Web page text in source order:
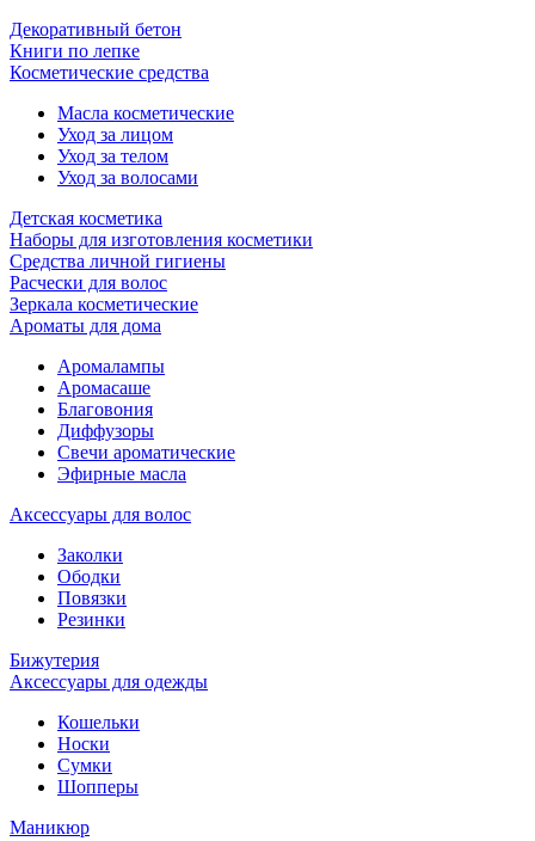
Декоративный бетон
Книги по лепке
Косметические средства
Масла косметические
Уход за лицом
Уход за телом
Уход за волосами
Детская косметика
Наборы для изготовления косметики
Средства личной гигиены
Расчески для волос
Зеркала косметические
Ароматы для дома
Аромалампы
Аромасаше
Благовония
Диффузоры
Свечи ароматические
Эфирные масла
Аксессуары для волос
Заколки
Ободки
Повязки
Резинки
Бижутерия
Аксессуары для одежды
Кошельки
Носки
Сумки
Шопперы
Маникюр